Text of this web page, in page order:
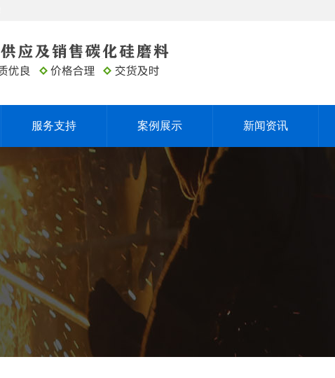
服务支持 案例展示 新闻资讯